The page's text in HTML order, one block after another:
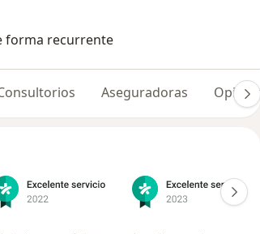
forma recurrente
Aseguradoras